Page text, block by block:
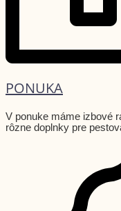
PONUKA
V ponuke máme izbové
rôzne doplnky pre